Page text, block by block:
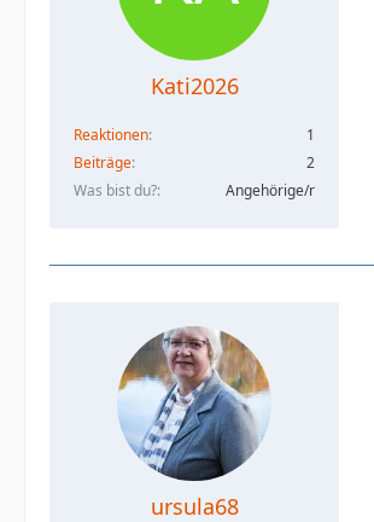
Kati2026
Reaktionen
1
Beiträge
2
Was bist du?
Angehörige/r
ursula68